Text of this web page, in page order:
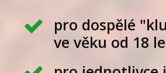
pro dospělé
ve věku od 18